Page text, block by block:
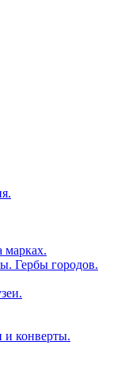
марках.
Гербы городов.
конверты.